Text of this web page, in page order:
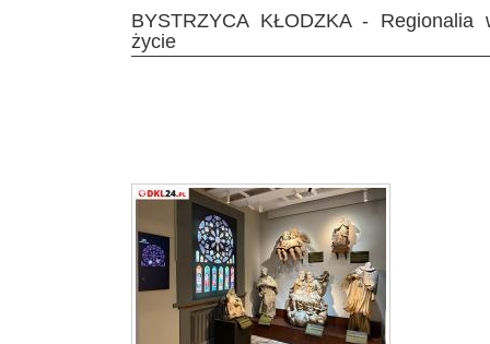
BYSTRZYCA KŁODZKA - Regionalia
życie